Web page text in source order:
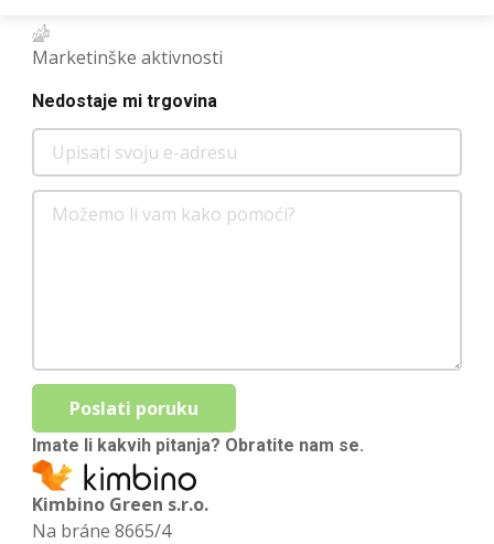
Marketinške aktivnosti
Nedostaje mi trgovina
Poslati poruku
Imate li kakvih pitanja? Obratite nam se.
Kimbino Green s.r.o.
Na bráne 8665/4